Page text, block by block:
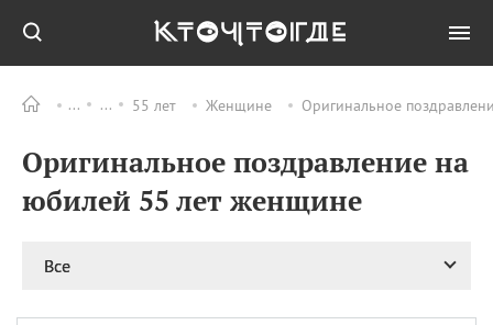
55 лет Женщине Оригинальное
Оригинальное поздравление на
юбилей 55 лет женщине
Все
ПРАЗДНИКИ Все
06.08 Преображение
Господне у западных
христиан